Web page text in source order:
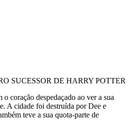
SUCESSOR DE HARRY POTTER
coração despedaçado ao ver a sua
A cidade foi destruída por Dee e
teve a sua quota-parte de